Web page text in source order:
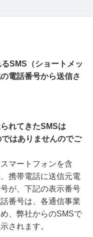
SMS（ショートメッ
電話番号から送信さ
れてきたSMSは
はありませんのでご
マートフォンを含
携帯電話に送信元電
が、下記の表示番号
番号は、各通信事業
、弊社からのSMSで
されます。